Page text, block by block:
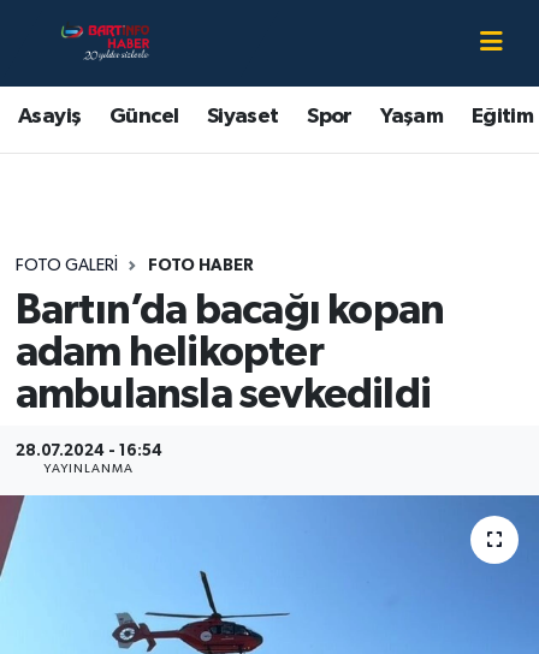
Asayiş Güncel Siyaset Spor Yaşam Eğitim
FOTO GALERI FOTO HABER
Bartın’da bacağı kopan
adam helikopter
ambulansla sevkedildi
28.07.2024 - 16:54
YAYINLANMA
Asayiş
Bartın Hakkında
Eğitim
Ekonomi
Güncel
Kültür-Sanat
Sağlık
Bartın Nöbetçi Eczaneler
Bartın Hava Durumu
Bartın Trafik Yoğunluk Haritası
Süper Lig Puan Durumu ve Fikstür
Tüm Manşetler
Son Dakika Haberleri